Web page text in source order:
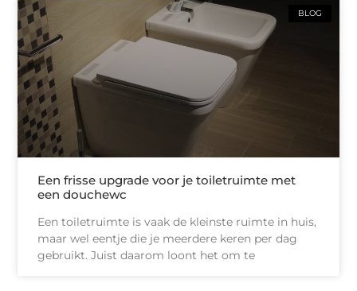
BLOG
Een frisse upgrade voor je toiletruimte met
een douchewc
Een toiletruimte is vaak de kleinste ruimte in huis,
maar wel eentje die je meerdere keren per dag
gebruikt. Juist daarom loont het om te